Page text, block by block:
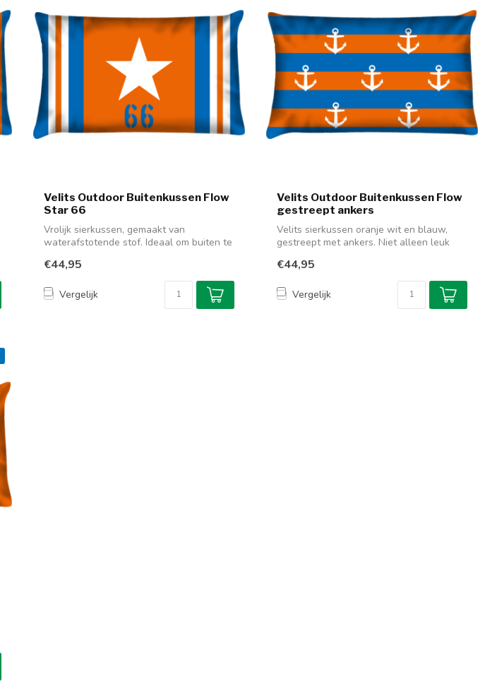
Velits Outdoor Buitenkussen Flow
Star 66
Vrolijk sierkussen, gemaakt van
waterafstotende stof. Ideaal om buiten te
€44,95
Vergelijk
Velits Outdoor Buitenkussen Flow
gestreept ankers
Velits sierkussen oranje wit en blauw,
gestreept met ankers. Niet alleen leuk
€44,95
Vergelijk